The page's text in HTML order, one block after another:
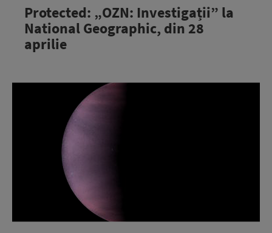
Protected: „OZN: Investigații” la
National Geographic, din 28
aprilie